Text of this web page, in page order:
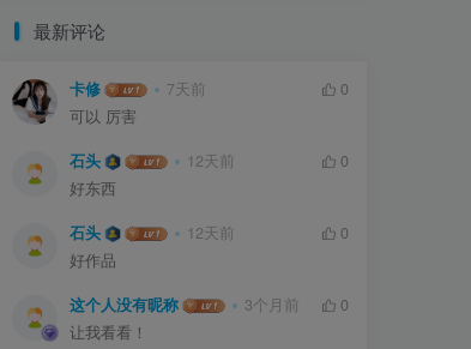
最新评论
卡修 7天前
0
可以 厉害
石头 12天前
0
好东西
石头 12天前
0
好作品
这个人没有昵称 3个月前
0
让我看看！